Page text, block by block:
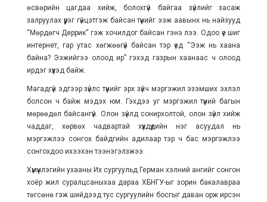
өсвөрийн цагдаа хийж, болохгүй байгаа зүйлийг засаж
залруулах үүрэг гүйцэтгэж байсан түүнийг ээж аавынх нь найзууд
“Мөрдөгч Деррик” гэж хочилдог байсан гэнэ лээ. Одоо үе шиг
интернет, гар утас хөгжөөгүй байсан тэр үед “Ээж нь хаана
байна? Ээжийгээ олоод ир” гэхэд газрын хаанаас ч олоод
ирдэг хүүхэд байж.
Магадгүй эдгээр зүйлс түүнийг эрх зүйч мэргэжил эзэмших эхлэл
болсон ч байж мэдэх юм. Гэхдээ уг мэргэжил түүний багын
мөрөөдөл байсангүй. Олон зүйлд сонирхолтой, олон зүйл хийж
чаддаг, хөрвөх чадвартай хүүхдүүдийн нэг асуудал нь
мэргэжлээ сонгох байдгийн адилаар тэр ч бас мэргэжлээ
сонгохдоо ихээхэн тээнэгэлзжээ.
Хүмүүнлэгийн ухааны Их сургуульд Герман хэлний ангийг сонгон
хоёр жил суралцсаныхаа дараа ХБНГУ-ыг зорин бакалавраа
төгсөнө гэж шийдээд тус сургуулийн босгыг даван орж ирсэн